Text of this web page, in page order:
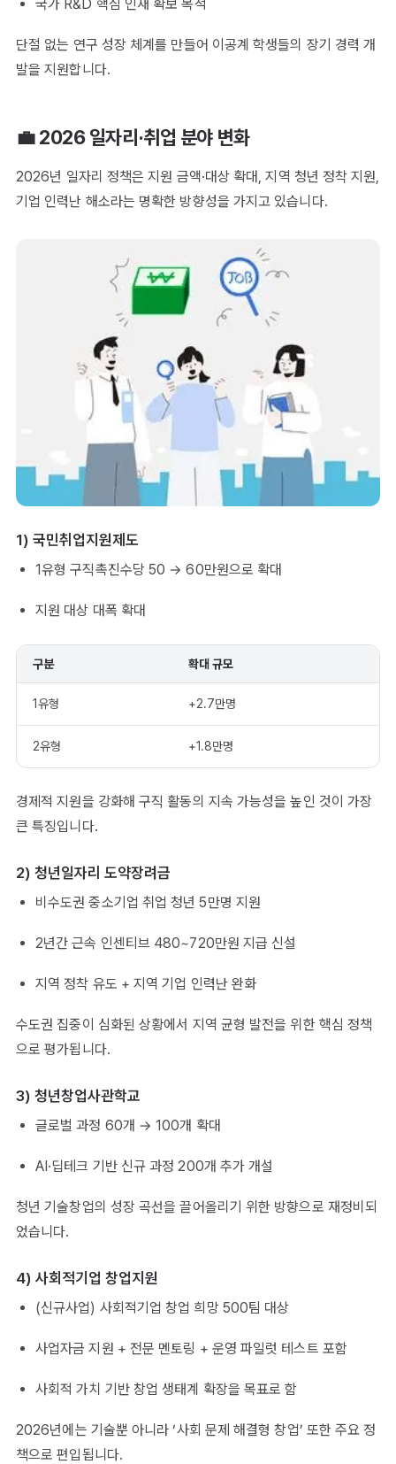
국가 R&D 핵심 인재 확보 목적
단절 없는 연구 성장 체계를 만들어 이공계 학생들의 장기 경력 개
발을 지원합니다.
💼 2026 일자리·취업 분야 변화
2026년 일자리 정책은 지원 금액·대상 확대, 지역 청년 정착 지원,
기업 인력난 해소라는 명확한 방향성을 가지고 있습니다.
1) 국민취업지원제도
1유형 구직촉진수당 50 → 60만원으로 확대
지원 대상 대폭 확대
구분 확대 규모
1유형 +2.7만명
2유형 +1.8만명
경제적 지원을 강화해 구직 활동의 지속 가능성을 높인 것이 가장
큰 특징입니다.
2) 청년일자리 도약장려금
비수도권 중소기업 취업 청년 5만명 지원
2년간 근속 인센티브 480~720만원 지급 신설
지역 정착 유도 + 지역 기업 인력난 완화
수도권 집중이 심화된 상황에서 지역 균형 발전을 위한 핵심 정책
으로 평가됩니다.
3) 청년창업사관학교
글로벌 과정 60개 → 100개 확대
AI·딥테크 기반 신규 과정 200개 추가 개설
청년 기술창업의 성장 곡선을 끌어올리기 위한 방향으로 재정비되
었습니다.
4) 사회적기업 창업지원
(신규사업) 사회적기업 창업 희망 500팀 대상
사업자금 지원 + 전문 멘토링 + 운영 파일럿 테스트 포함
사회적 가치 기반 창업 생태계 확장을 목표로 함
2026년에는 기술뿐 아니라 ‘사회 문제 해결형 창업’ 또한 주요 정
책으로 편입됩니다.